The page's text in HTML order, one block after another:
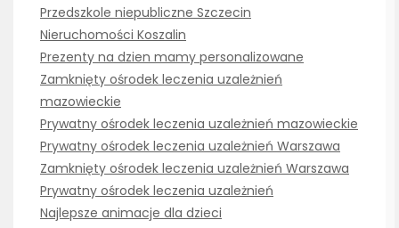
Przedszkole niepubliczne Szczecin
Nieruchomości Koszalin
Prezenty na dzien mamy personalizowane
Zamknięty ośrodek leczenia uzależnień
mazowieckie
Prywatny ośrodek leczenia uzależnień mazowieckie
Prywatny ośrodek leczenia uzależnień Warszawa
Zamknięty ośrodek leczenia uzależnień Warszawa
Prywatny ośrodek leczenia uzależnień
Najlepsze animacje dla dzieci